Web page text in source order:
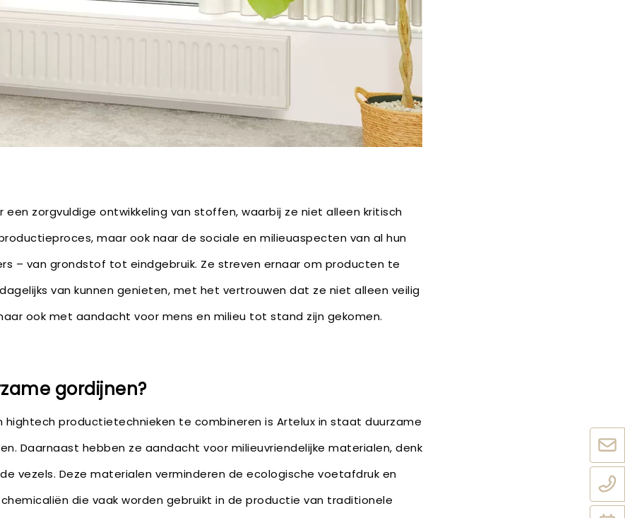
een zorgvuldige ontwikkeling van stoffen, waarbij ze niet alleen kritisch
maar ook naar de sociale en milieuaspecten van al hun
– van grondstof tot eindgebruik. Ze streven ernaar om producten te
van kunnen genieten, met het vertrouwen dat ze niet alleen veilig
ook met aandacht voor mens en milieu tot stand zijn gekomen.
gordijnen?
hightech productietechnieken te combineren is Artelux in staat duurzame
Daarnaast hebben ze aandacht voor milieuvriendelijke materialen, denk
vezels. Deze materialen verminderen de ecologische voetafdruk en
die vaak worden gebruikt in de productie van traditionele